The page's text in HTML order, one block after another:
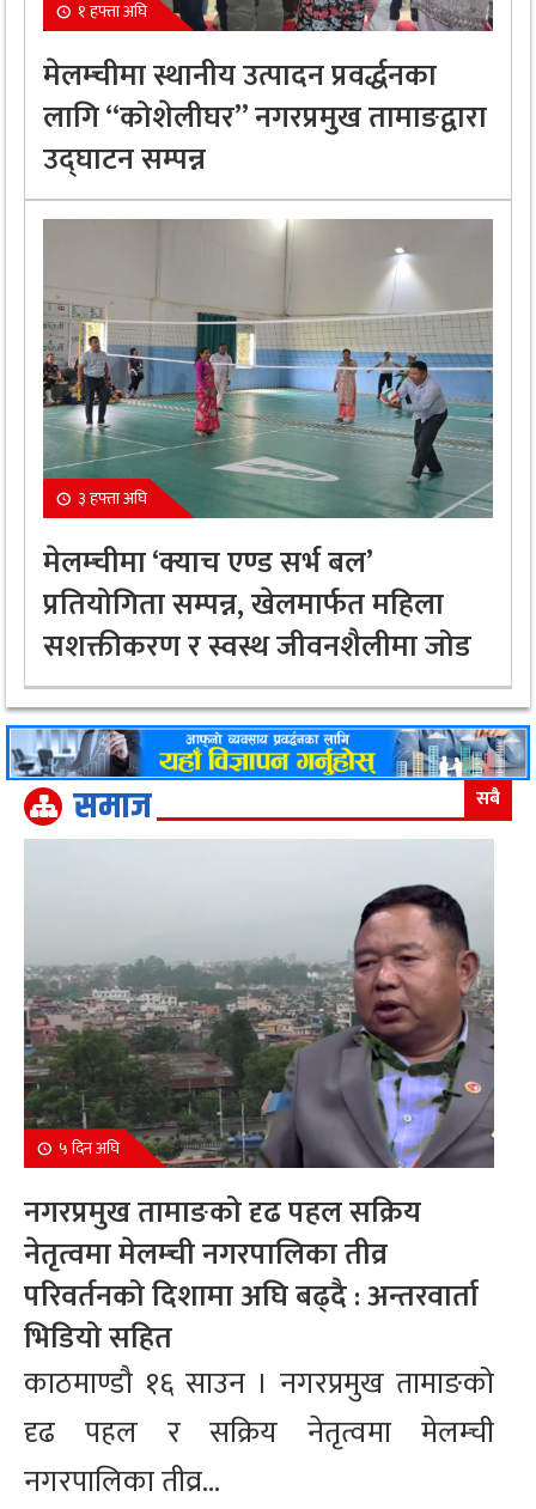
१ हफ्ता अघि
मेलम्चीमा स्थानीय उत्पादन प्रवर्द्धनका
लागि “कोशेलीघर” नगरप्रमुख तामाङद्वारा
उद्घाटन सम्पन्न
३ हफ्ता अघि
मेलम्चीमा ‘क्याच एण्ड सर्भ बल’
प्रतियोगिता सम्पन्न, खेलमार्फत महिला
सशक्तीकरण र स्वस्थ जीवनशैलीमा जोड
समाज सबै
५ दिन अघि
नगरप्रमुख तामाङको दृढ पहल सक्रिय
नेतृत्वमा मेलम्ची नगरपालिका तीव्र
परिवर्तनको दिशामा अघि बढ्दै : अन्तरवार्ता
भिडियो सहित
काठमाण्डौ १६ साउन । नगरप्रमुख तामाङको
दृढ पहल र सक्रिय नेतृत्वमा मेलम्ची
नगरपालिका तीव्र...